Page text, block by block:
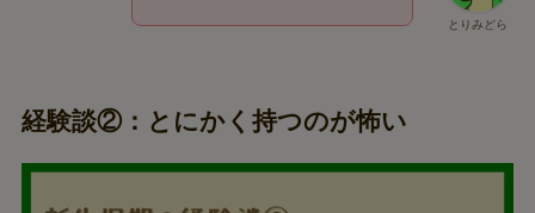
とりみどら
経験談②：とにかく持つのが怖い